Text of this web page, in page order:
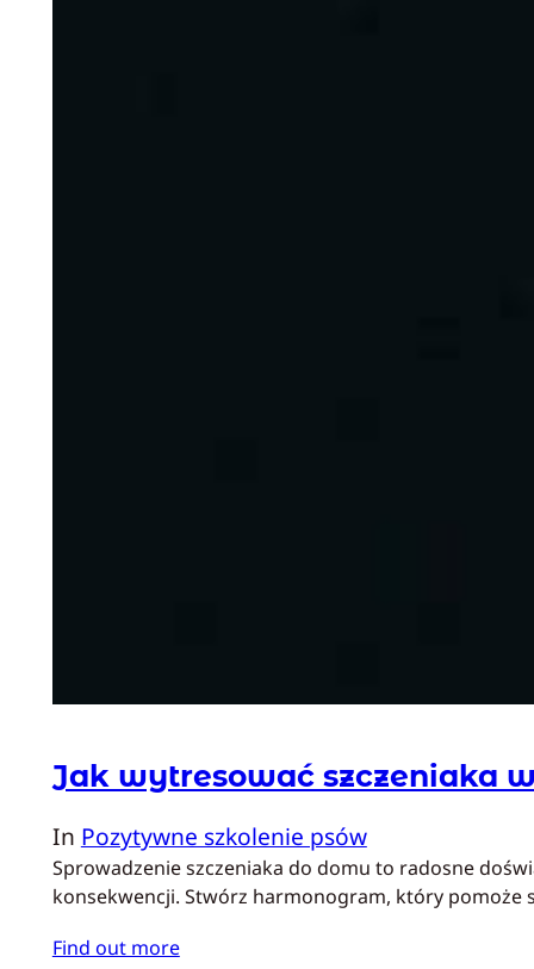
Jak wytresować szczeniaka
In Pozytywne szkolenie psów
Sprowadzenie szczeniaka do domu to radosne
konsekwencji. Stwórz harmonogram, który pomoże
Find out more